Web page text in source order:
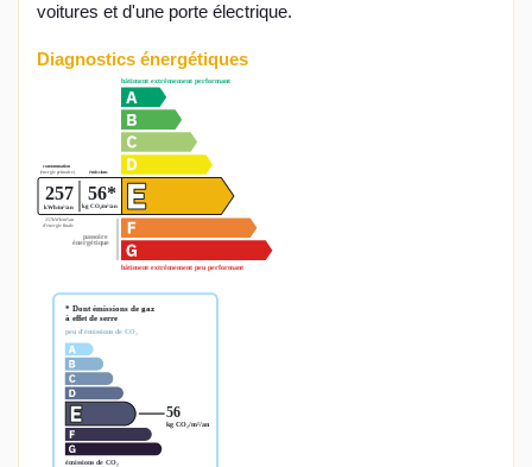
voitures et d'une porte électrique.
Diagnostics énergétiques